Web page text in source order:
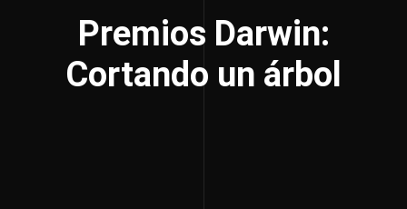
Premios Darwin:
Cortando un árbol